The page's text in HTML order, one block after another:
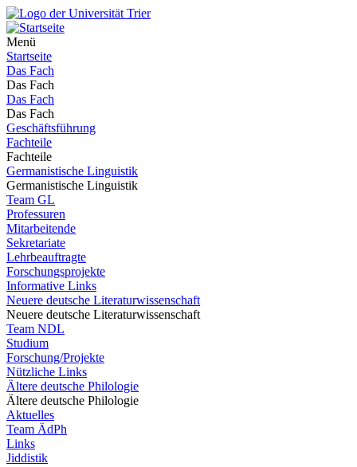
Menü
Startseite
Das Fach
Das Fach
Das Fach
Das Fach
Geschäftsführung
Fachteile
Fachteile
Germanistische Linguistik
Germanistische Linguistik
Team GL
Professuren
Mitarbeitende
Sekretariate
Lehrbeauftragte
Forschungsprojekte
Informative Links
Neuere deutsche Literaturwissenschaft
Neuere deutsche Literaturwissenschaft
Team NDL
Studium
Forschung/Projekte
Nützliche Links
Ältere deutsche Philologie
Ältere deutsche Philologie
Aktuelles
Team ÄdPh
Links
Jiddistik